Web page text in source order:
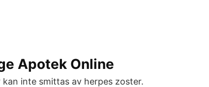
Apotek Online
inte smittas av herpes zoster.